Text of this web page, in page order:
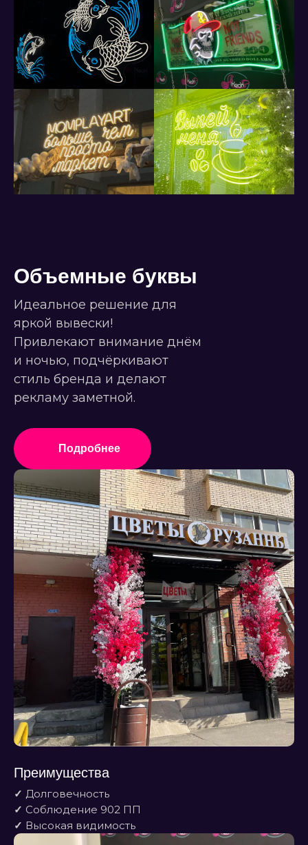
Объемные буквы
Идеальное решение для
яркой вывески!
Привлекают внимание днём
и ночью, подчёркивают
стиль бренда и делают
рекламу заметной.
Подробнее
Преимущества
✓ Долговечность
✓ Соблюдение 902 ПП
✓ Высокая видимость